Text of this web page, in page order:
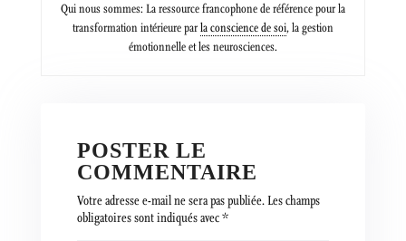
Qui nous sommes: La ressource francophone de référence pour la
transformation intérieure parla conscience de soi, la gestion
émotionnelle et les neurosciences.
POSTER LE
COMMENTAIRE
Votre adresse e-mail ne sera pas publiée.Les champs
obligatoires sont indiqués avec*